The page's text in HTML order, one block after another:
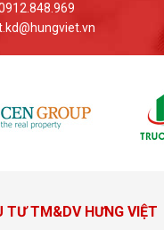
37617559
TƯ TM&DV HƯNG VIỆT